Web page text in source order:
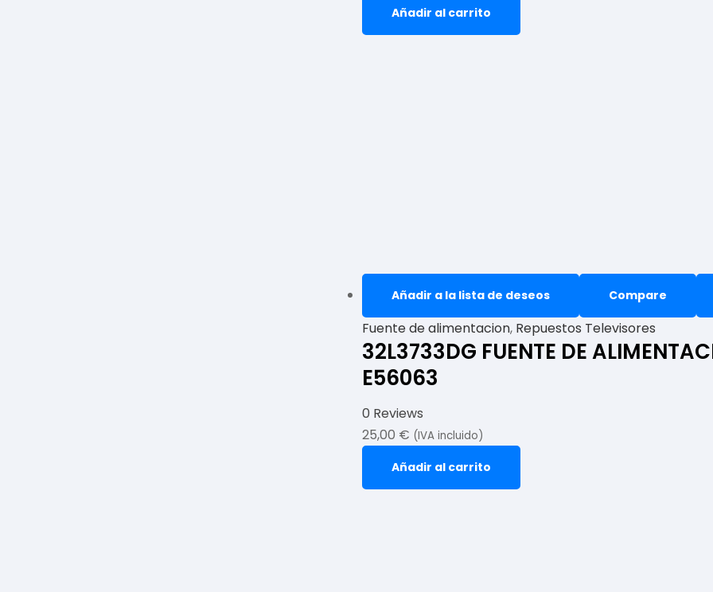
Añadir al carrito
Añadir a la lista de deseos Compare
Fuente de alimentacion, Repuestos Televisores
32L3733DG FUENTE DE
E56063
0 Reviews
25,00 € (IVA incluido)
Añadir al carrito